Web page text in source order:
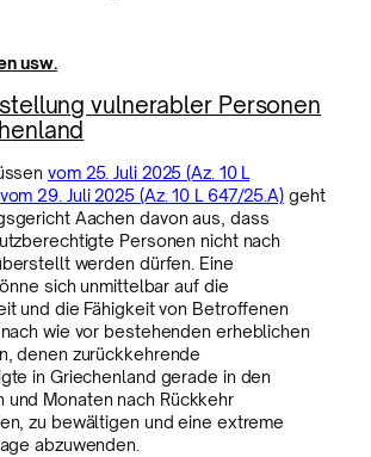
usw.
vulnerabler Personen
vom 25. Juli 2025 (Az. 10 L
vom 29. Juli 2025 (Az. 10 L 647/25.A)geht
Aachen davon aus, dass
Personen nicht nach
werden dürfen. Eine
sich unmittelbar auf die
und die Fähigkeit von Betroffenen
wie vor bestehenden erheblichen
denen zurückkehrende
in Griechenland gerade in den
und Monaten nach Rückkehr
zu bewältigen und eine extreme
abzuwenden.